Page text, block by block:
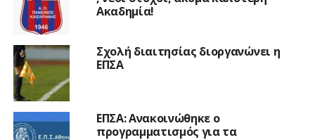
Ακαδημία!
Σχολή διαιτησίας διοργανώνει η
ΕΠΣΑ
ΕΠΣΑ: Ανακοινώθηκε ο
προγραμματισμός για τα